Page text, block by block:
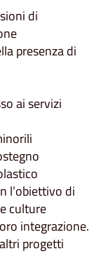
di
presenza di
ai servizi
l’obiettivo di
culture
integrazione.
progetti